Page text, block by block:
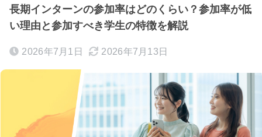
長期インターンの参加率はどのくらい？参加率が低
い理由と参加すべき学生の特徴を解説
2026年7月1日 2026年7月13日